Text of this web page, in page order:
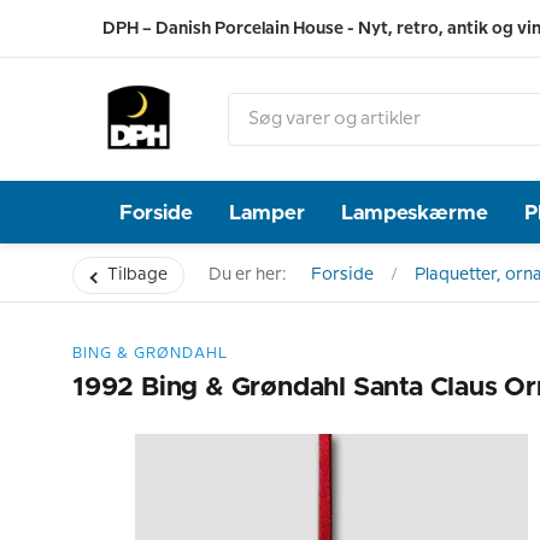
DPH – Danish Porcelain House - Nyt, retro, antik og
Forside Lamper Lampeskærme
Tilbage Du er her: Forside Plaquetter,
BING & GRØNDAHL
1992 Bing & Grøndahl Santa Claus